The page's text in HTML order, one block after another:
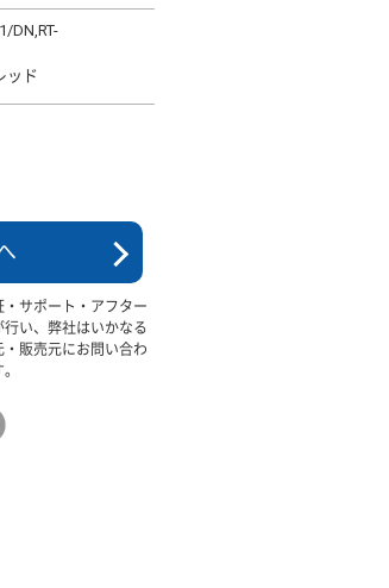
DN,RT-
ッド
サポート・アフター
い、弊社はいかなる
販売元にお問い合わ